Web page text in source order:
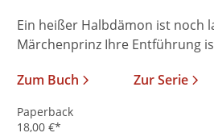
Ein heißer Halbdämon ist noch
Märchenprinz Ihre Entführung
Zum Buch
Zur Serie
Paperback
18,00 €*